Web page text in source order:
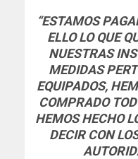
“ESTAMOS
ELLO LO QUE
NUESTRAS
MEDIDAS
EQUIPADOS,
COMPRADO
HEMOS HECHO
DECIR CON